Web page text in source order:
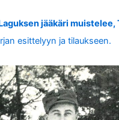
jääkäri muistelee,
esittelyyn ja tilaukseen.